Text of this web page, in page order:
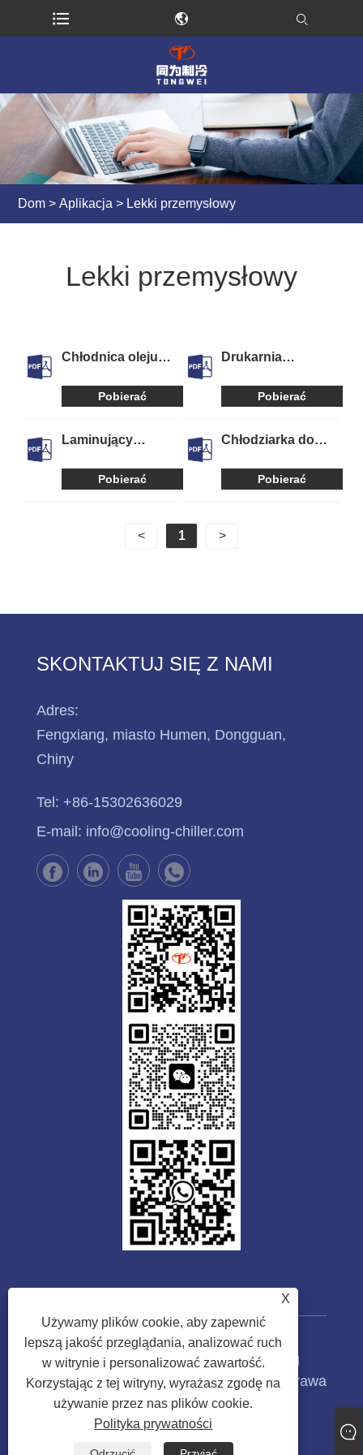
Dom > Aplikacja > Lekki przemysłowy
Lekki przemysłowy
Chłodnica oleju
Pobierać
Drukarnia
Pobierać
Laminujący
lodowejPobierać
Chłodziarka do
suchoPobierać
< 1 >
SKONTAKTUJ SIĘ Z NAMI
Adres:
Fengxiang, miasto Humen, Dongguan,
Chiny
Tel: +86-15302636029
E-mail: info@cooling-chiller.com
Prawa autorskie © 2023 Guangdong
Tongwei Machinery Co., Ltd. Wszelkie prawa
zastrzeżone.
Links
Sitemap RSS
Polityka prywatności
X
Używamy plików cookie, aby zapewnić
lepszą jakość przeglądania, analizować ruch
w witrynie i personalizować zawartość.
Korzystając z tej witryny, wyrażasz zgodę na
używanie przez nas plików cookie.
Polityka prywatności